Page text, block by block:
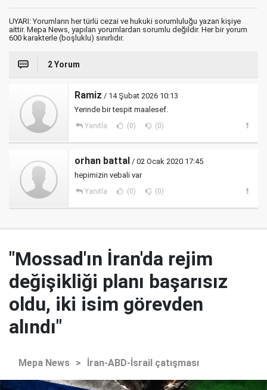
UYARI: Yorumların her türlü cezai ve hukuki sorumluluğu yazan kişiye
aittir. Mepa News, yapılan yorumlardan sorumlu değildir. Her bir yorum
600 karakterle (boşluklu) sınırlıdır.
2 Yorum
Ramiz / 14 Şubat 2026 10:13
Yerinde bir tespit maalesef.
Yanıtla (0) (0)
orhan battal / 02 Ocak 2020 17:45
hepimizin vebali var
Yanıtla (0) (0)
"Mossad'ın İran'da rejim
değişikliği planı başarısız
oldu, iki isim görevden
alındı"
Mepa News > İran-ABD-İsrail çatışması